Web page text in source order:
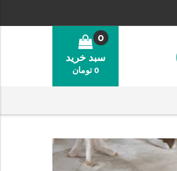
سبد خرید
0
0 تومان